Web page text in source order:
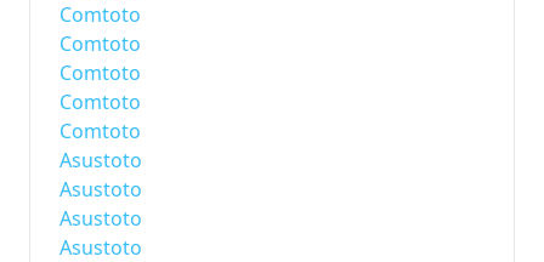
Comtoto
Comtoto
Comtoto
Comtoto
Comtoto
Asustoto
Asustoto
Asustoto
Asustoto